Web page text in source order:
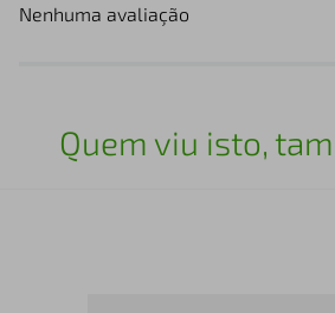
Nenhuma avaliação
Quem viu isto,